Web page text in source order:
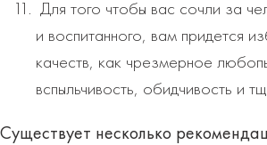
Для того чтобы вас сочли за
и воспитанного, вам придется
качеств, как чрезмерное
вспыльчивость, обидчивость и
Существует несколько